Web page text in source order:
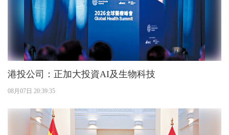
港投公司：正加大投資AI及生物科技
08月07日 20:39:35